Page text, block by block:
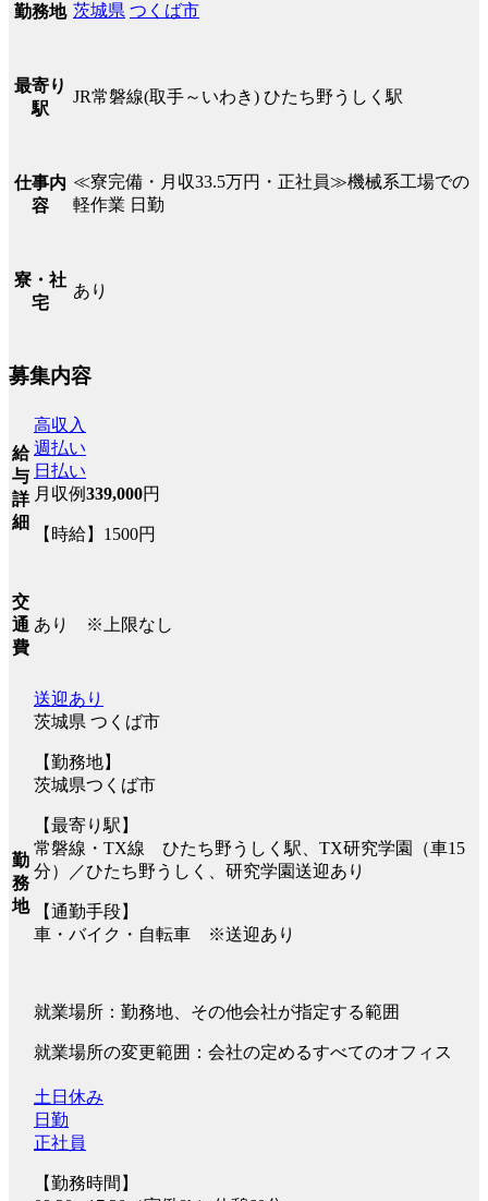
勤務地 茨城県 つくば市
最寄り
駅
JR常磐線(取手～いわき) ひたち野うしく駅
仕事内
容
≪寮完備・月収33.5万円・正社員≫機械系工場での
軽作業 日勤
寮・社
宅
あり
募集内容
給
与
詳
細
高収入
週払い
日払い
月収例339,000円
【時給】1500円
交
通
費
あり ※上限なし
勤
務
地
送迎あり
茨城県 つくば市
【勤務地】
茨城県つくば市
【最寄り駅】
常磐線・TX線 ひたち野うしく駅、TX研究学園（車15
分）／ひたち野うしく、研究学園送迎あり
【通勤手段】
車・バイク・自転車 ※送迎あり
就業場所：勤務地、その他会社が指定する範囲
就業場所の変更範囲：会社の定めるすべてのオフィス
土日休み
日勤
正社員
【勤務時間】